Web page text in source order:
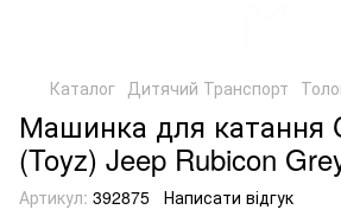
Каталог Дитячий Транспорт
Машинка для катання
(Toyz) Jeep Rubicon
Артикул: 392875 Написати відгук